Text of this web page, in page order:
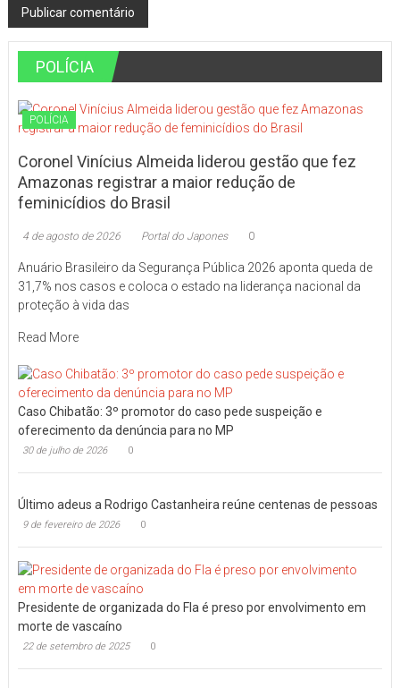
POLÍCIA
POLÍCIA
Coronel Vinícius Almeida liderou gestão que fez
Amazonas registrar a maior redução de
feminicídios do Brasil
4 de agosto de 2026 Portal do Japones 0
Anuário Brasileiro da Segurança Pública 2026 aponta queda de
31,7% nos casos e coloca o estado na liderança nacional da
proteção à vida das
Read More
Caso Chibatão: 3º promotor do caso pede suspeição e
oferecimento da denúncia para no MP
30 de julho de 2026 0
Último adeus a Rodrigo Castanheira reúne centenas de pessoas
9 de fevereiro de 2026 0
Presidente de organizada do Fla é preso por envolvimento em
morte de vascaíno
22 de setembro de 2025 0